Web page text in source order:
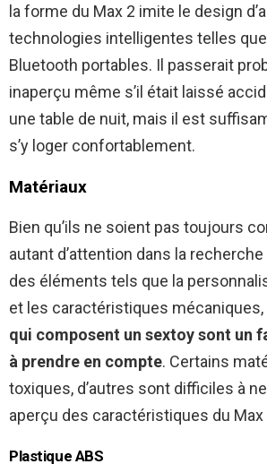
la forme du Max 2 imite le design
technologies intelligentes telles
Bluetooth portables. Il passerait
inaperçu même s’il était laissé
une table de nuit, mais il est
s’y loger confortablement.
Matériaux
Bien qu’ils ne soient pas toujours
autant d’attention dans la
des éléments tels que la
et les caractéristiques mécaniques,
qui composent un sextoy sont un
à prendre en compte. Certains
toxiques, d’autres sont difficiles à
aperçu des caractéristiques du Max
Plastique ABS